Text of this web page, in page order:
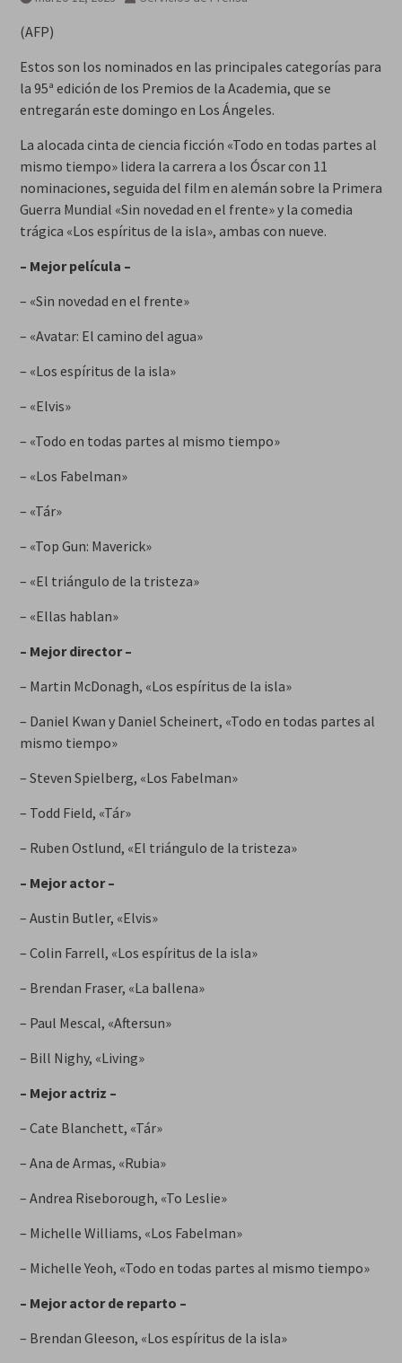
(AFP)
Estos son los nominados en las principales categorías para
la 95ª edición de los Premios de la Academia, que se
entregarán este domingo en Los Ángeles.
La alocada cinta de ciencia ficción «Todo en todas partes al
mismo tiempo» lidera la carrera a los Óscar con 11
nominaciones, seguida del film en alemán sobre la Primera
Guerra Mundial «Sin novedad en el frente» y la comedia
trágica «Los espíritus de la isla», ambas con nueve.
– Mejor película –
– «Sin novedad en el frente»
– «Avatar: El camino del agua»
– «Los espíritus de la isla»
– «Elvis»
– «Todo en todas partes al mismo tiempo»
– «Los Fabelman»
– «Tár»
– «Top Gun: Maverick»
– «El triángulo de la tristeza»
– «Ellas hablan»
– Mejor director –
– Martin McDonagh, «Los espíritus de la isla»
– Daniel Kwan y Daniel Scheinert, «Todo en todas partes al
mismo tiempo»
– Steven Spielberg, «Los Fabelman»
– Todd Field, «Tár»
– Ruben Ostlund, «El triángulo de la tristeza»
– Mejor actor –
– Austin Butler, «Elvis»
– Colin Farrell, «Los espíritus de la isla»
– Brendan Fraser, «La ballena»
– Paul Mescal, «Aftersun»
– Bill Nighy, «Living»
– Mejor actriz –
– Cate Blanchett, «Tár»
– Ana de Armas, «Rubia»
– Andrea Riseborough, «To Leslie»
– Michelle Williams, «Los Fabelman»
– Michelle Yeoh, «Todo en todas partes al mismo tiempo»
– Mejor actor de reparto –
– Brendan Gleeson, «Los espíritus de la isla»